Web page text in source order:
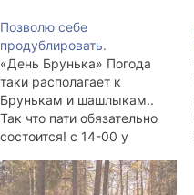
Позволю себе
продублировать.
«День Брунька» Погода
таки располагает к
Брунькам и шашлыкам..
Так что пати обязательно
состоится! с 14-00 у
потом на "трубы".